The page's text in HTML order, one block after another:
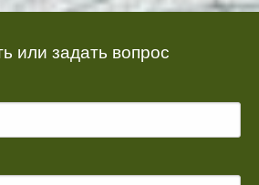
или задать вопрос